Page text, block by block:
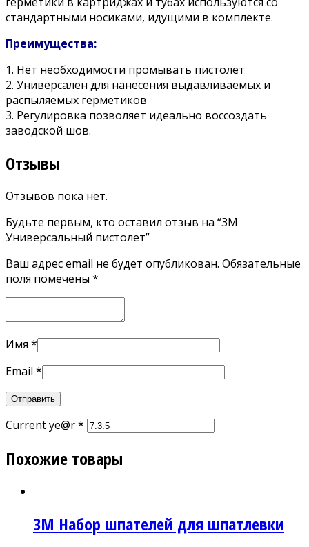
стандартными носиками, идущими в комплекте.
Преимущества:
1. Нет необходимости промывать пистолет
2. Универсален для нанесения выдавливаемых и
распыляемых герметиков
3. Регулировка позволяет идеально воссоздать
заводской шов.
Отзывы
Отзывов пока нет.
Будьте первым, кто оставил отзыв на “3M
Универсальный пистолет”
Ваш адрес email не будет опубликован. Обязательные
поля помечены *
Имя *
Email *
Current ye@r*
Похожие товары
3M Набор шпателей для шпатлевки